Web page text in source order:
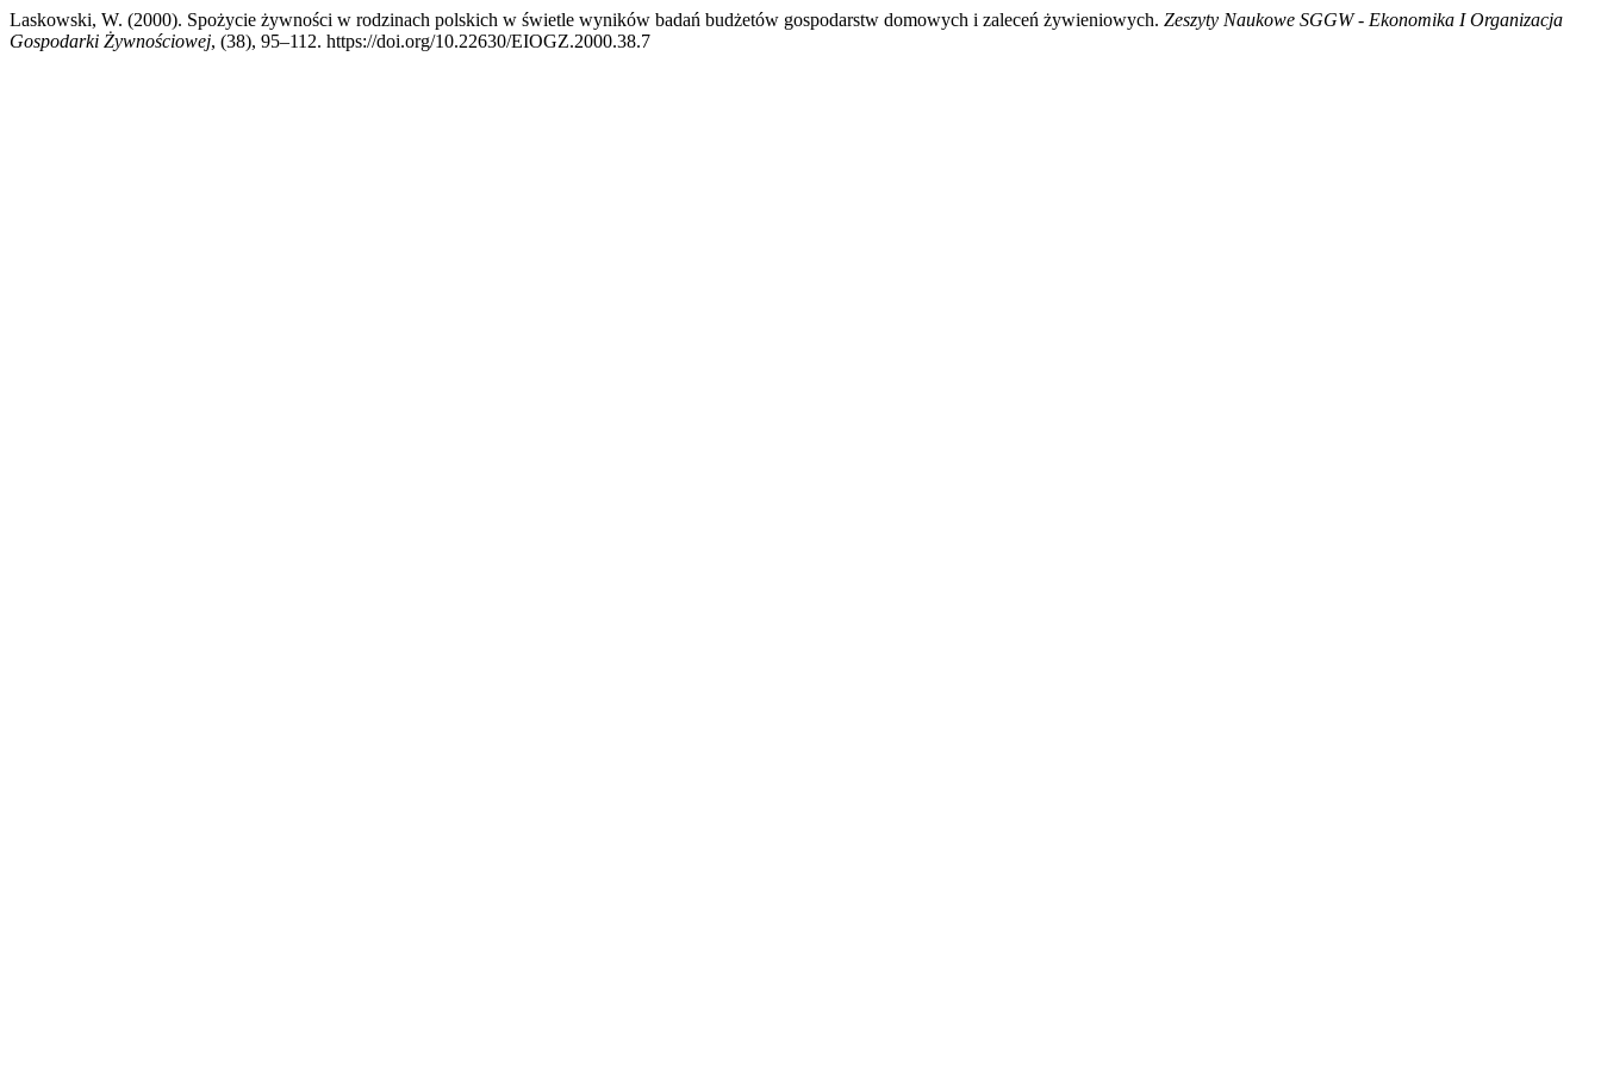
Laskowski, W. (2000). Spożycie żywności w rodzinach polskich w świetle wyników badań budżetów gospodarstw domowych i zaleceń żywieniowych. Zeszyty Naukowe SGGW - Ekonomika I Organizacja
Gospodarki Żywnościowej, (38), 95–112. https://doi.org/10.22630/EIOGZ.2000.38.7